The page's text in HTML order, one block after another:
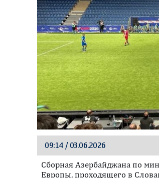
09:14 / 03.06.2026
Сборная Азербайджана по
Европы, проходящего в